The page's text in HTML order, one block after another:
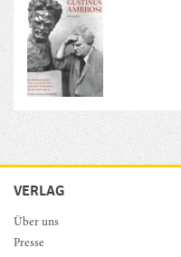
VERLAG
Über uns
Presse